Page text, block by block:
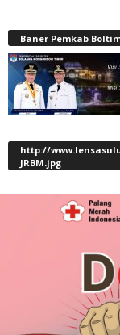
Baner Pemkab
http://
JRBM.jpg